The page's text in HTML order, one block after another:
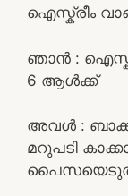
ഐസ്ക്രീം
ഞാൻ :
6 ആൾക്ക്
അവൾ :
മറുപടി